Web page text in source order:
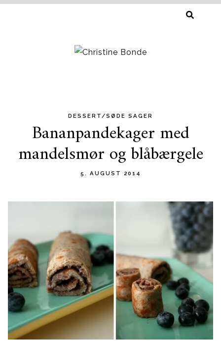
DESSERT/SØDE SAGER
Bananpandekager med
mandelsmør og blåbærgele
5. AUGUST 2014